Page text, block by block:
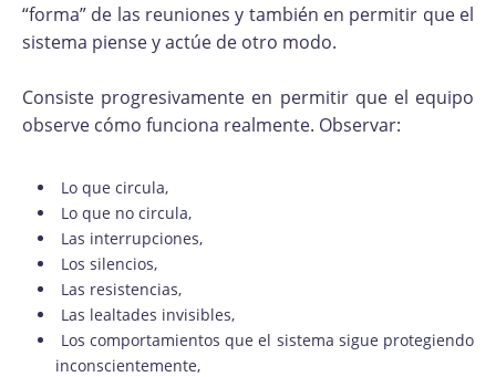
“forma” de las reuniones y también en permitir que el
sistema piense y actúe de otro modo.
Consiste progresivamente en permitir que el equipo
observe cómo funciona realmente. Observar:
Lo que circula,
Lo que no circula,
Las interrupciones,
Los silencios,
Las resistencias,
Las lealtades invisibles,
Los comportamientos que el sistema sigue protegiendo
inconscientemente,